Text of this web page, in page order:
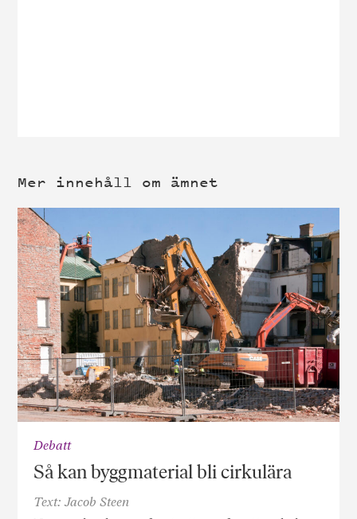
Mer innehåll om ämnet
Debatt
Så kan byggmaterial bli cirkulära
Text: Jacob Steen